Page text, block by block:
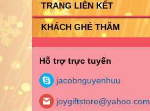
TRANG LIÊN KẾT
KHÁCH GHÉ THĂM
Hỗ trợ trực tuyến
jacobnguyenhuu
joygiftstore@yahoo.com